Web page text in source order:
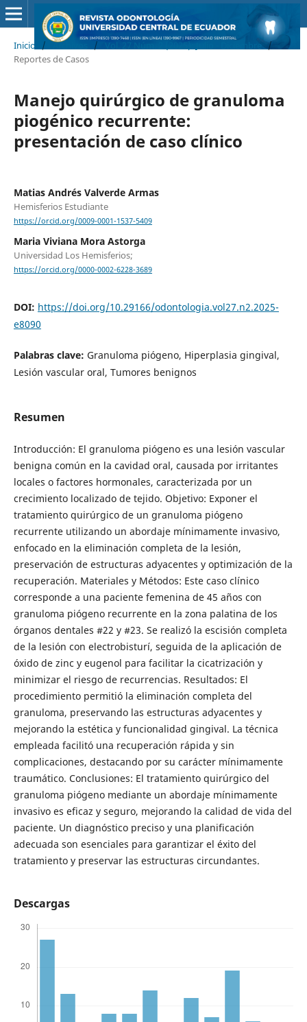
Inicio / Archivos / Vol. 27 Núm. 2 (2025): Julio - Diciembre /
Reportes de Casos
Manejo quirúrgico de granuloma
piogénico recurrente:
presentación de caso clínico
Matias Andrés Valverde Armas
Hemisferios Estudiante
https://orcid.org/0009-0001-1537-5409
Maria Viviana Mora Astorga
Universidad Los Hemisferios;
https://orcid.org/0000-0002-6228-3689
DOI: https://doi.org/10.29166/odontologia.vol27.n2.2025-
e8090
Palabras clave: Granuloma piógeno, Hiperplasia gingival,
Lesión vascular oral, Tumores benignos
Resumen
Introducción: El granuloma piógeno es una lesión vascular
benigna común en la cavidad oral, causada por irritantes
locales o factores hormonales, caracterizada por un
crecimiento localizado de tejido. Objetivo: Exponer el
tratamiento quirúrgico de un granuloma piógeno
recurrente utilizando un abordaje mínimamente invasivo,
enfocado en la eliminación completa de la lesión,
preservación de estructuras adyacentes y optimización de la
recuperación. Materiales y Métodos: Este caso clínico
corresponde a una paciente femenina de 45 años con
granuloma piógeno recurrente en la zona palatina de los
órganos dentales #22 y #23. Se realizó la escisión completa
de la lesión con electrobisturí, seguida de la aplicación de
óxido de zinc y eugenol para facilitar la cicatrización y
minimizar el riesgo de recurrencias. Resultados: El
procedimiento permitió la eliminación completa del
granuloma, preservando las estructuras adyacentes y
mejorando la estética y funcionalidad gingival. La técnica
empleada facilitó una recuperación rápida y sin
complicaciones, destacando por su carácter mínimamente
traumático. Conclusiones: El tratamiento quirúrgico del
granuloma piógeno mediante un abordaje mínimamente
invasivo es eficaz y seguro, mejorando la calidad de vida del
paciente. Un diagnóstico preciso y una planificación
adecuada son esenciales para garantizar el éxito del
tratamiento y preservar las estructuras circundantes.
Descargas